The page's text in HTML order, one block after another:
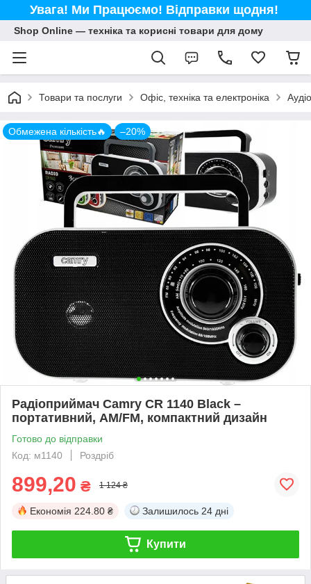
Увага! Ми Працюємо! Відправки щодня!
Shop Online — техніка та корисні товари для дому
Товари та послуги Офіс, техніка та електроніка
Обмежена кількість🔥 –20%
Радіоприймач Camry CR 1140 Black –
портативний, AM/FM, компактний дизайн
Готово до відправки
Код: м1140
Роздріб
899,20 ₴ 1 124 ₴
Економія 224.80 ₴ Залишилось 24 дні
Купити